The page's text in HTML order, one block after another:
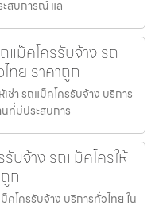
สบการณ์ แล
แม็คโครรับจ้าง รถ
ทย ราคาถูก
ช่า รถแม็คโครรับจ้าง บริการ
ที่มีประสบการ
บจ้าง รถแม็คโครให้
ก
คโครรับจ้าง บริการทั่วไทย ใน